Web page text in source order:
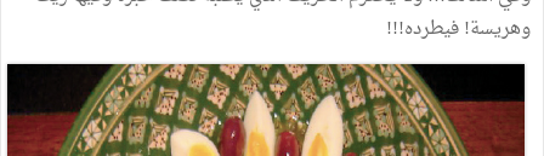
وهريسة!فيطرده!!!